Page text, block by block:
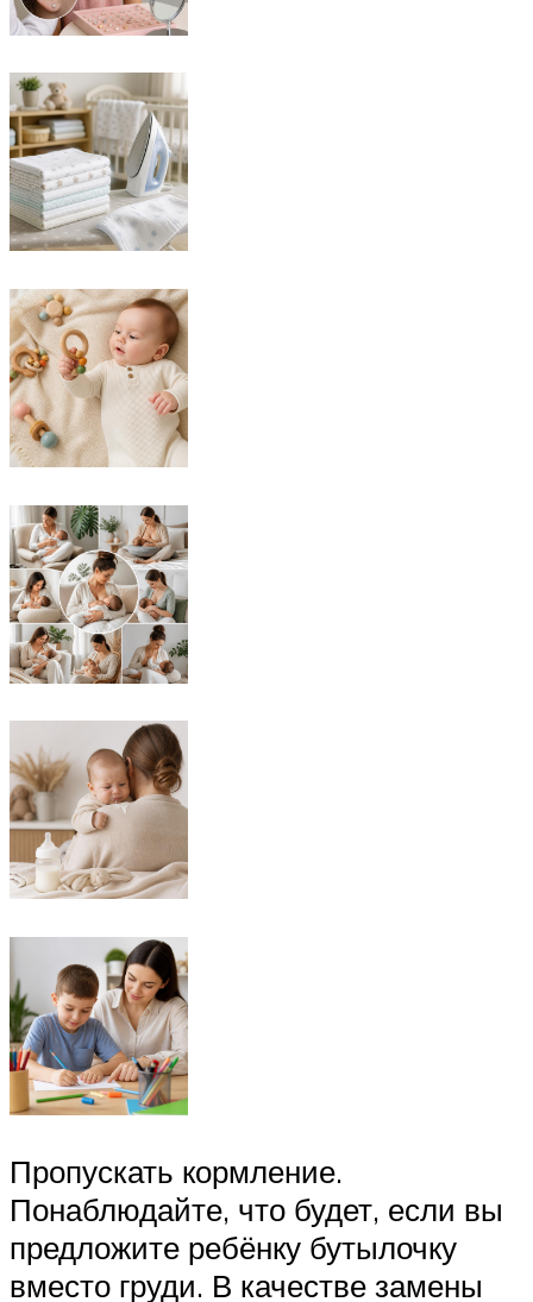
Пропускать кормление.
Понаблюдайте, что будет, если вы
предложите ребёнку бутылочку
вместо груди. В качестве замены